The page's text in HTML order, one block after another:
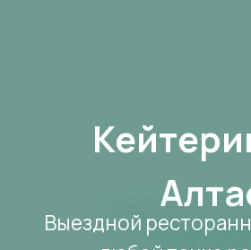
Алтае
Выездной ресторанный сервис в
любой точке региона